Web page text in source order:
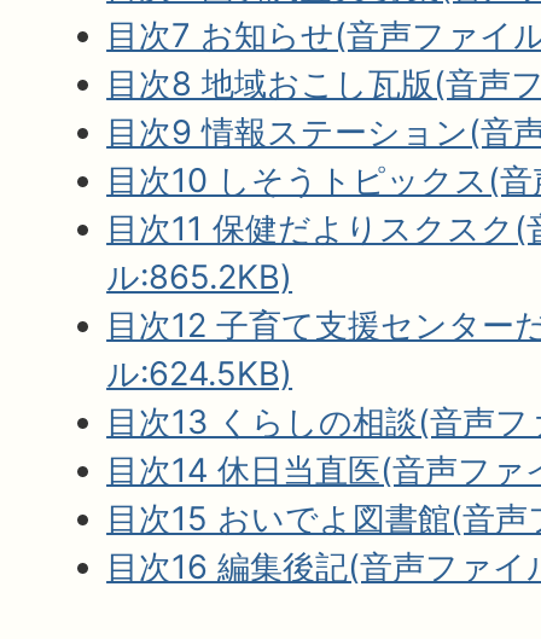
目次7 お知らせ(音声ファイ
目次8 地域おこし瓦版(音声
目次9 情報ステーション(音
目次10 しそうトピックス(
目次11 保健だよりスクスク(
ル:865.2KB)
目次12 子育て支援センター
ル:624.5KB)
目次13 くらしの相談(音声
目次14 休日当直医(音声ファ
目次15 おいでよ図書館(音
目次16 編集後記(音声ファ